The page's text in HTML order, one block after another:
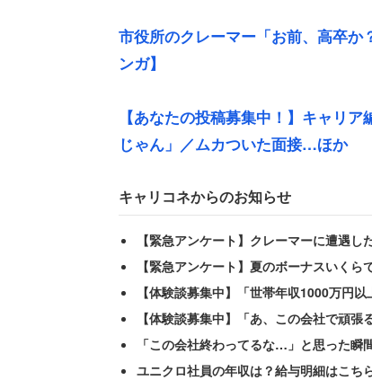
女性が特に共感したエピソードは、
事は不可能な事くらいお客さんも分
と困惑を書く女性。アルバイト店
ャーのようだ。しかし、日々入れ
ぶっちゃけた。
市役所のクレーマー「お前、高卒
ンガ】
【あなたの投稿募集中！】キャリ
じゃん」／ムカついた面接…ほか
キャリコネからのお知らせ
【緊急アンケート】クレーマーに遭遇し
【緊急アンケート】夏のボーナスいくら
【体験談募集中】「世帯年収1000万円
【体験談募集中】「あ、この会社で頑
「この会社終わってるな…」と思った
ユニクロ社員の年収は？給与明細はこち